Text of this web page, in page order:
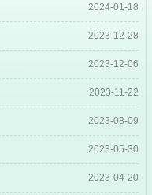
2024-01-18
2023-12-28
2023-12-06
2023-11-22
2023-08-09
2023-05-30
2023-04-20